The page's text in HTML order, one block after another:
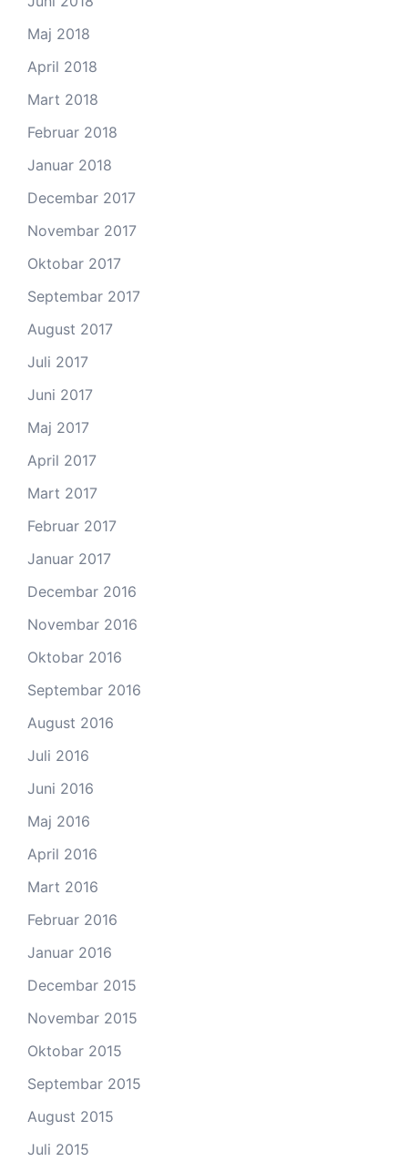
Maj 2018
April 2018
Mart 2018
Februar 2018
Januar 2018
Decembar 2017
Novembar 2017
Oktobar 2017
Septembar 2017
August 2017
Juli 2017
Juni 2017
Maj 2017
April 2017
Mart 2017
Februar 2017
Januar 2017
Decembar 2016
Novembar 2016
Oktobar 2016
Septembar 2016
August 2016
Juli 2016
Juni 2016
Maj 2016
April 2016
Mart 2016
Februar 2016
Januar 2016
Decembar 2015
Novembar 2015
Oktobar 2015
Septembar 2015
August 2015
Juli 2015